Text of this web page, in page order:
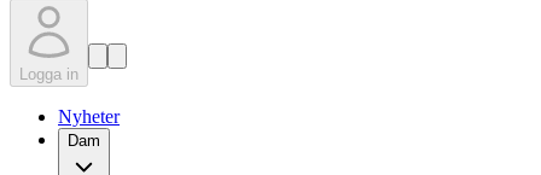
Logga in
Nyheter
Dam